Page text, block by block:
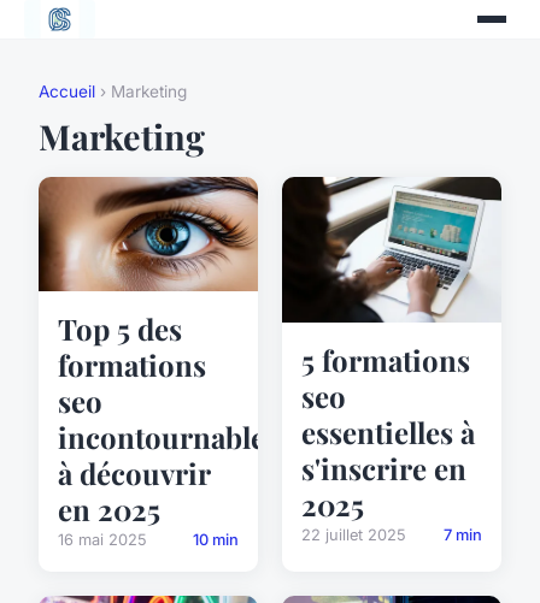
Accueil › Marketing
Marketing
Top 5 des
formations
seo
incontournables
à découvrir
en 2025
16 mai 2025 10 min
5 formations
seo
essentielles à
s'inscrire en
2025
22 juillet 2025 7 min